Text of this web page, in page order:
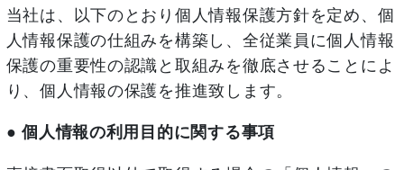
当社は、以下のとおり個人情報保護方針を定め、個
人情報保護の仕組みを構築し、全従業員に個人情報
保護の重要性の認識と取組みを徹底させることによ
り、個人情報の保護を推進致します。
● 個人情報の利用目的に関する事項